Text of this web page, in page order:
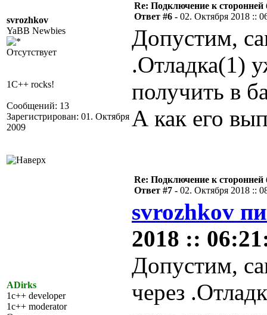
svrozhkov
YaBB Newbies
Отсутствует
1C++ rocks!
Сообщений: 13
Зарегистрирован: 01. Октября
2009
Re: Подключение к сторонней
Ответ #6 - 02. Октября 2018 ::
Допустим,
.Отладка(1)
получить в
А как его
ADirks
1c++ developer
1c++ moderator
Re: Подключение к сторонней
Ответ #7 - 02. Октября 2018 ::
svrozhkov
2018 ::
Допустим,
через